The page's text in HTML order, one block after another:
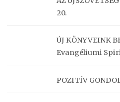
20.
ÚJ KÖNYVEINK
Evangéliumi
POZITÍV